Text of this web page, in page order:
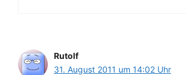
Rutolf
31. August 2011 um 14:02 Uhr